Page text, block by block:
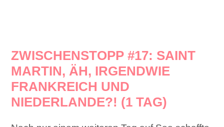
ZWISCHENSTOPP #17: SAINT
MARTIN, ÄH, IRGENDWIE
FRANKREICH UND
NIEDERLANDE?! (1 TAG)